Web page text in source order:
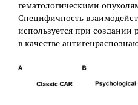
гематологическими
Специфичность
используется при создании
в качестве